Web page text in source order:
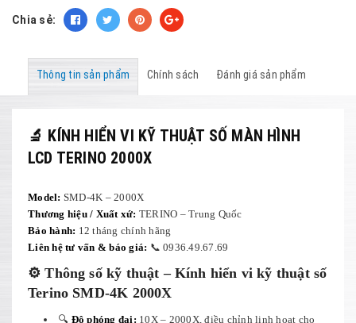
Chia sẻ:
Thông tin sản phẩm Chính sách Đánh giá sản phẩm
🔬 KÍNH HIỂN VI KỸ THUẬT SỐ MÀN HÌNH
LCD TERINO 2000X
Model: SMD-4K – 2000X
Thương hiệu / Xuất xứ: TERINO – Trung Quốc
Bảo hành: 12 tháng chính hãng
Liên hệ tư vấn & báo giá: 📞 0936.49.67.69
⚙️ Thông số kỹ thuật – Kính hiển vi kỹ thuật số
Terino SMD-4K 2000X
🔍 Độ phóng đại: 10X – 2000X, điều chỉnh linh hoạt cho